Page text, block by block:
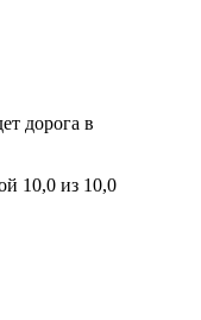
дорога в
10,0 из 10,0